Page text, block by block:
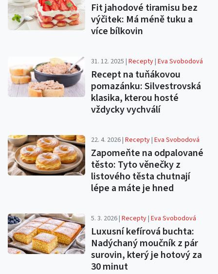
Fit jahodové tiramisu bez
výčitek: Má méně tuku a
více bílkovin
31. 12. 2025 |Recepty|Eva Svobodová
Recept na tuňákovou
pomazánku: Silvestrovská
klasika, kterou hosté
vždycky vychválí
22. 4. 2026 |Recepty|Eva Svobodová
Zapomeňte na odpalované
těsto: Tyto věnečky z
listového těsta chutnají
lépe a máte je hned
5. 3. 2026 |Recepty|Eva Svobodová
Luxusní kefírová buchta:
Nadýchaný moučník z pár
surovin, který je hotový za
30 minut